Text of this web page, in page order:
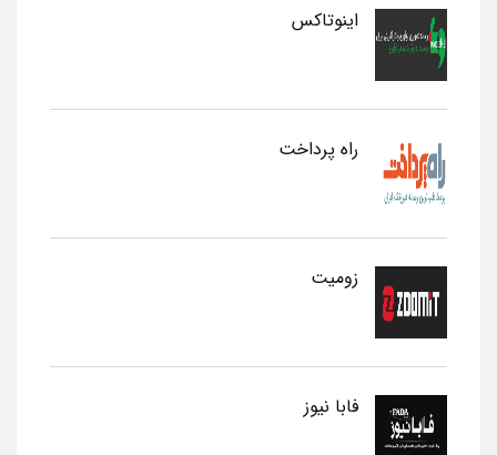
اینوتاکس
راه پرداخت
زومیت
فابا نیوز